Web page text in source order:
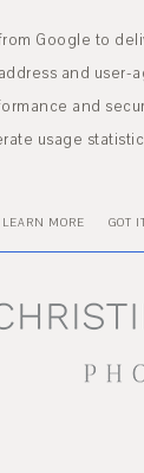
MENU
Google to
and user-
and
usage
LEARN MORE GOT